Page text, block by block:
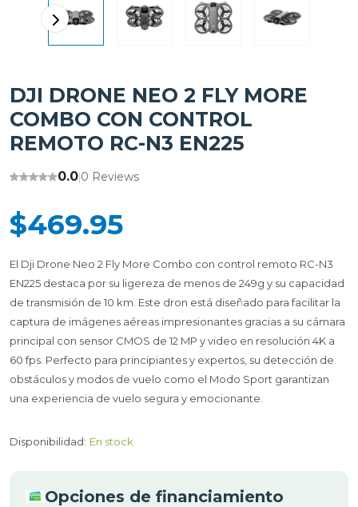
DJI DRONE NEO 2 FLY MORE
COMBO CON CONTROL
REMOTO RC-N3 EN225
0.0|0 Reviews
$469.95
El Dji Drone Neo 2 Fly More Combo con control remoto RC-N3
EN225 destaca por su ligereza de menos de 249g y su capacidad
de transmisión de 10 km. Este dron está diseñado para facilitar la
captura de imágenes aéreas impresionantes gracias a su cámara
principal con sensor CMOS de 12 MP y video en resolución 4K a
60 fps. Perfecto para principiantes y expertos, su detección de
obstáculos y modos de vuelo como el Modo Sport garantizan
una experiencia de vuelo segura y emocionante.
Disponibilidad: En stock
Opciones de financiamiento